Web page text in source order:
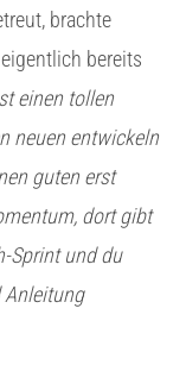
brachte
bereits
einen tollen
neuen entwickeln
guten erst
dort gibt
Sprint und du
Anleitung